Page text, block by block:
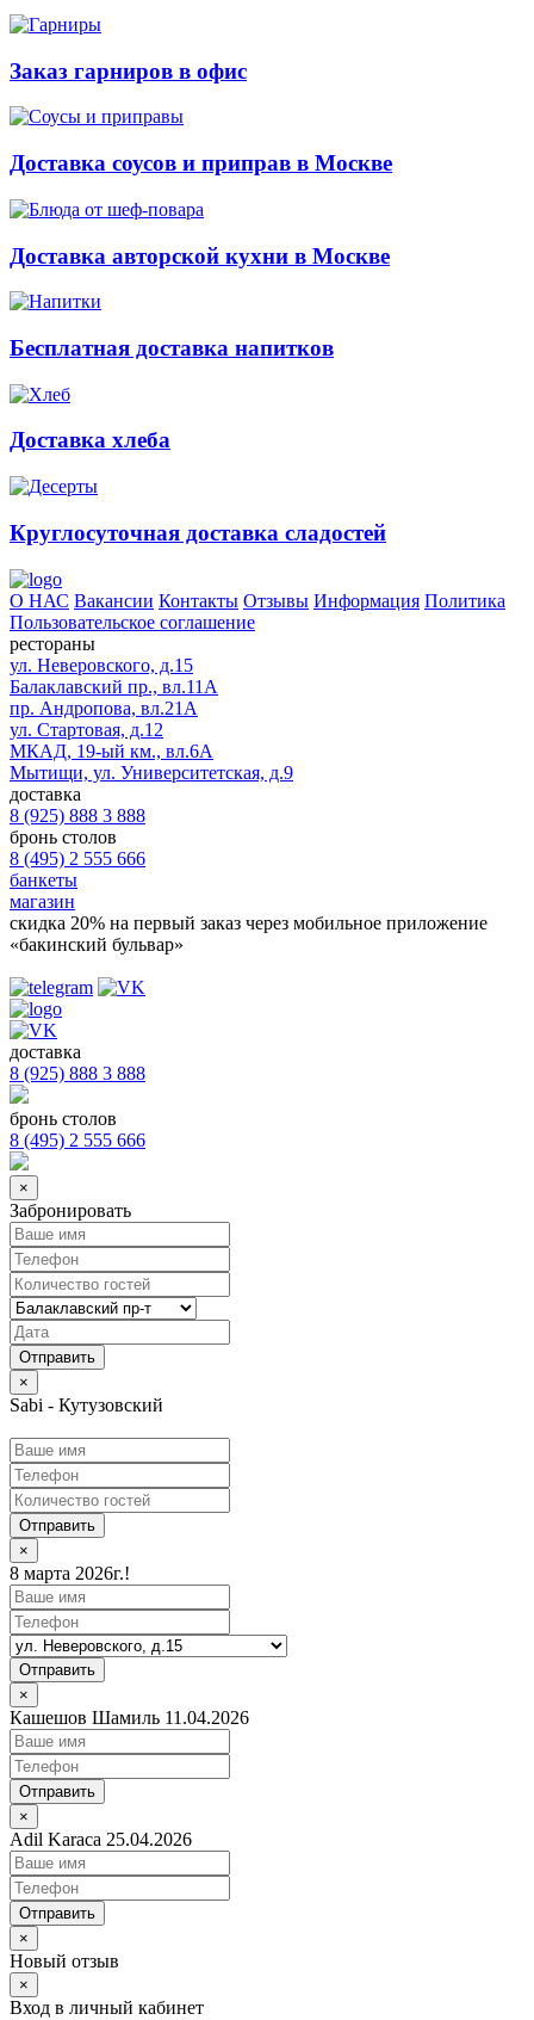
Заказ гарниров в офис
Доставка соусов и приправ в Москве
Доставка авторской кухни в Москве
Бесплатная доставка напитков
Доставка хлеба
Круглосуточная доставка сладостей
О НАС Вакансии Контакты Отзывы Информация Политика
Пользовательское соглашение
рестораны
ул. Неверовского, д.15
Балаклавский пр., вл.11А
пр. Андропова, вл.21А
ул. Стартовая, д.12
МКАД, 19-ый км., вл.6А
Мытищи, ул. Университетская, д.9
доставка
8 (925) 888 3 888
бронь столов
8 (495) 2 555 666
банкеты
магазин
скидка 20% на первый заказ через мобильное приложение
«бакинский бульвар»
доставка
8 (925) 888 3 888
бронь столов
8 (495) 2 555 666
×
Забронировать
×
Sabi - Кутузовский
Отправить
×
8 марта 2026г.!
Отправить
×
Кашешов Шамиль 11.04.2026
Отправить
×
Adil Karaca 25.04.2026
Отправить
×
Новый отзыв
×
Вход в личный кабинет